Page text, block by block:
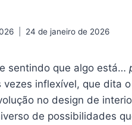
24 de janeiro de 2026
sentindo que algo está…
inflexível, que dita
no design de
de possibilidades